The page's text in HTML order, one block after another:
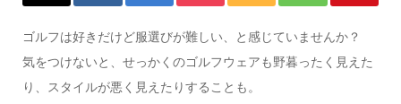
ゴルフは好きだけど服選びが難しい、と感じていませんか？
気をつけないと、せっかくのゴルフウェアも野暮ったく見えた
り、スタイルが悪く見えたりすることも。